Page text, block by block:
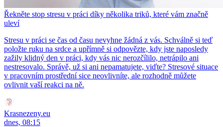
Řekněte stop stresu v práci díky několika triků, které vám značně
uleví
Stresu v práci se čas od času nevyhne žádná z vás. Schválně si teď
položte ruku na srdce a upřímně si odpovězte, kdy jste naposledy
zažily klidný den v práci, kdy vás nic nerozčílilo, netrápilo ani
nestresovalo. Správě, už si ani nepamatujete, viďte? Stresové situace
v pracovním prostřední sice neovlivníte, ale rozhodně můžete
ovlivnit vaší reakci na ně.
Krasnezeny.eu
dnes, 08:15